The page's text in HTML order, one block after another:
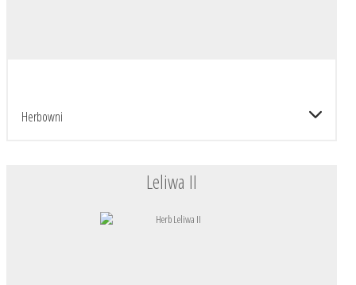
Herbowni
Leliwa II